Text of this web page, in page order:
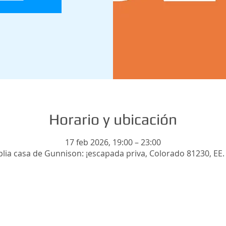
Horario y ubicación
17 feb 2026, 19:00 – 23:00
casa de Gunnison: ¡escapada priva, Colorado 81230,